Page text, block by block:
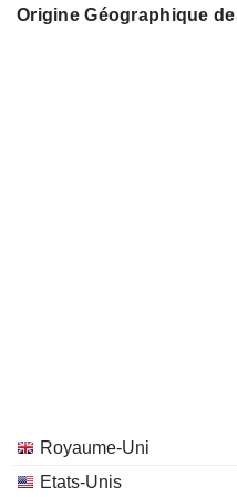
Origine Géographique
Royaume-Uni
Etats-Unis